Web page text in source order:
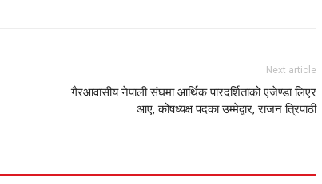
Next article
गैरआवासीय नेपाली संघमा आर्थिक पारदर्शिताको एजेण्डा लिएर
आए, कोषध्यक्ष पदका उम्मेद्वार, राजन त्रिपाठी